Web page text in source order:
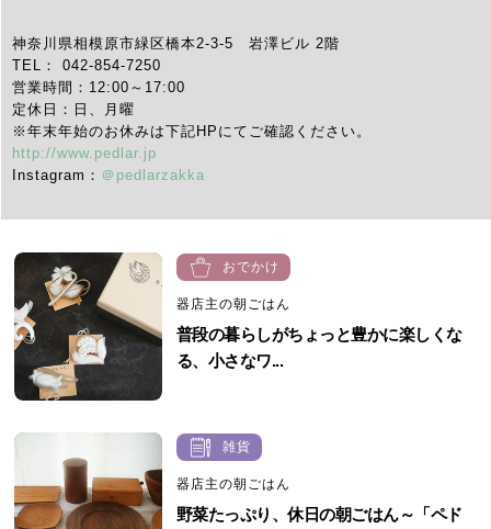
神奈川県相模原市緑区橋本2-3-5 岩澤ビル 2階
TEL： 042-854-7250
営業時間：12:00～17:00
定休日：日、月曜
※年末年始のお休みは下記HPにてご確認ください。
http://www.pedlar.jp
Instagram： ＠pedlarzakka
おでかけ
器店主の朝ごはん
普段の暮らしがちょっと豊かに楽しくな
る、小さなワ...
雑貨
器店主の朝ごはん
野菜たっぷり、休日の朝ごはん～「ペド